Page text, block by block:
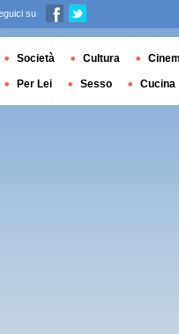
su
Società Cultura
Per Lei Sesso Cucina